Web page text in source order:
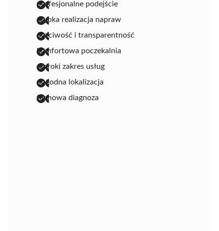
profesjonalne podejście
szybka realizacja napraw
uczciwość i transparentność
komfortowa poczekalnia
szeroki zakres usług
dogodna lokalizacja
fachowa diagnoza